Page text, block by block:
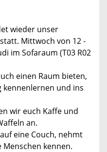
wieder unser
Mittwoch von 12 -
im Sofaraum (T03 R02
einen Raum bieten,
kennenlernen und ins
wir euch Kaffe und
an.
eine Couch, nehmt
kennen.